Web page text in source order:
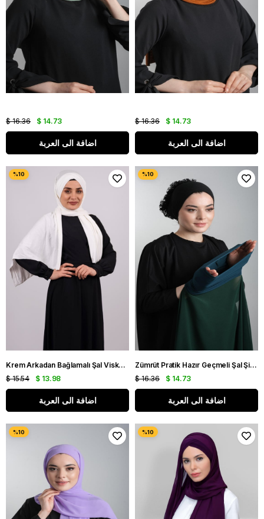
$ 14.73
$ 16.36
اضافة الى العربة
$ 14.73
$ 16.36
اضافة الى العربة
Krem Arkadan Bağlamalı Şal Viskon Kumaş Üç Bantlı 2103_40
$ 13.98
$ 15.54
اضافة الى العربة
Zümrüt Pratik Hazır Geçmeli Şal Şifon Boru Boneli 3001_37
$ 14.73
$ 16.36
اضافة الى العربة